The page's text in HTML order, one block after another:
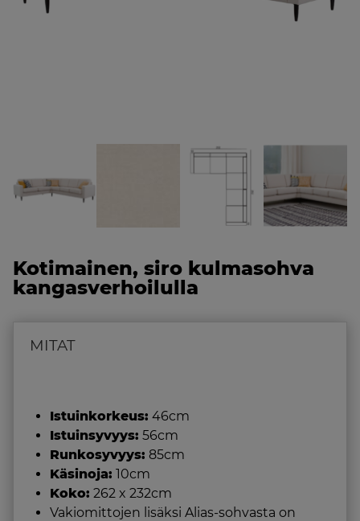
Kotimainen, siro kulmasohva
kangasverhoilulla
MITAT
Istuinkorkeus: 46cm
Istuinsyvyys: 56cm
Runkosyvyys: 85cm
Käsinoja: 10cm
Koko: 262 x 232cm
Vakiomittojen lisäksi Alias-sohvasta on